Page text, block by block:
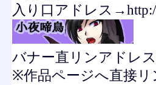
入り口アドレス
バナー直リンアドレス
※作品ページへ直接